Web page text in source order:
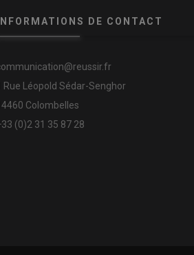
INFORMATIONS DE CONTACT
Rue Léopold Sédar-Senghor
Colombelles
(0)2 31 35 87 28